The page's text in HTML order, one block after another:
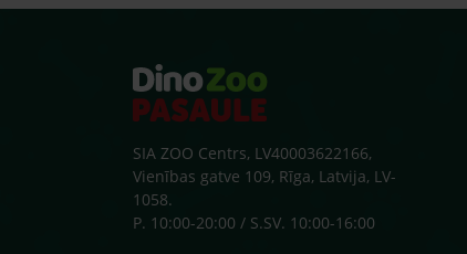
SIA ZOO Centrs, LV40003622166,
Vienības gatve 109, Rīga, Latvija, LV-
1058.
P. 10:00-20:00 / S.SV. 10:00-16:00